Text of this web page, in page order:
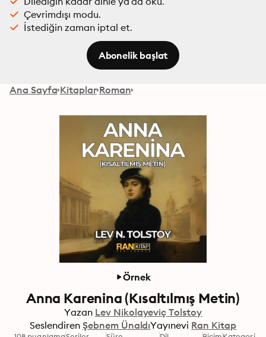
Çevrimdışı modu.
İstediğin zaman iptal et.
Abonelik başlat
Ana Sayfa Kitaplar Roman
Örnek
Anna Karenina (Kısaltılmış Metin)
Yazan Lev Nikolayeviç Tolstoy
Seslendiren Şebnem ÜnaldıYayınevi Ran Kitap